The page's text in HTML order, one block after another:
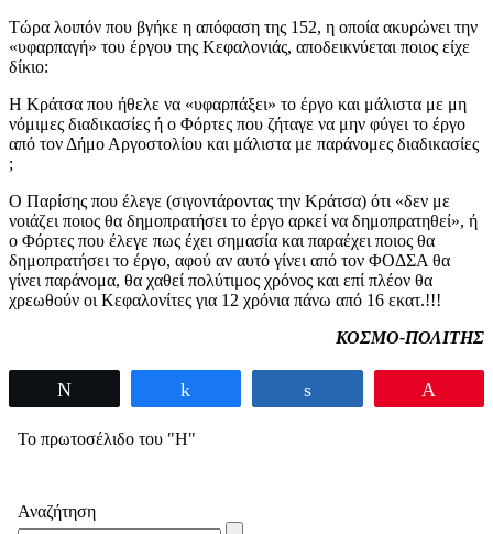
Τώρα λοιπόν που βγήκε η απόφαση της 152, η οποία ακυρώνει την
«υφαρπαγή» του έργου της Κεφαλονιάς, αποδεικνύεται ποιος είχε
δίκιο:
Η Κράτσα που ήθελε να «υφαρπάξει» το έργο και μάλιστα με μη
νόμιμες διαδικασίες ή ο Φόρτες που ζήταγε να μην φύγει το έργο
από τον Δήμο Αργοστολίου και μάλιστα με παράνομες διαδικασίες
;
Ο Παρίσης που έλεγε (σιγοντάροντας την Κράτσα) ότι «δεν με
νοιάζει ποιος θα δημοπρατήσει το έργο αρκεί να δημοπρατηθεί», ή
ο Φόρτες που έλεγε πως έχει σημασία και παραέχει ποιος θα
δημοπρατήσει το έργο, αφού αν αυτό γίνει από τον ΦΟΔΣΑ θα
γίνει παράνομα, θα χαθεί πολύτιμος χρόνος και επί πλέον θα
χρεωθούν οι Κεφαλονίτες για 12 χρόνια πάνω από 16 εκατ.!!!
ΚΟΣΜΟ-ΠΟΛΙΤΗΣ
Το πρωτοσέλιδο του "Η"
Αναζήτηση